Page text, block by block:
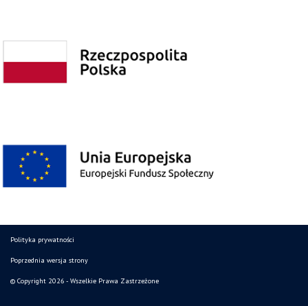
Polityka prywatności
Poprzednia wersja strony
© Copyright 2026 - Wszelkie Prawa Zastrzeżone